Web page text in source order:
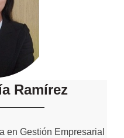
Ramírez
en Gestión Empresarial